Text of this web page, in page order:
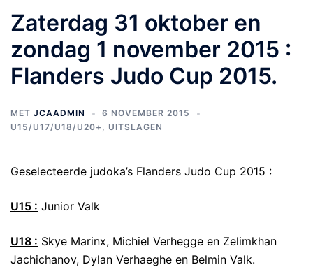
Zaterdag 31 oktober en
zondag 1 november 2015 :
Flanders Judo Cup 2015.
MET JCAADMIN
6 NOVEMBER 2015
U15/U17/U18/U20+ , UITSLAGEN
Geselecteerde judoka’s Flanders Judo Cup 2015 :
U15 : Junior Valk
U18 : Skye Marinx, Michiel Verhegge en Zelimkhan
Jachichanov, Dylan Verhaeghe en Belmin Valk.